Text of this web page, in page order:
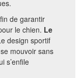
de garantir
le chien. Le
design sportif
mouvoir sans
s’enfile